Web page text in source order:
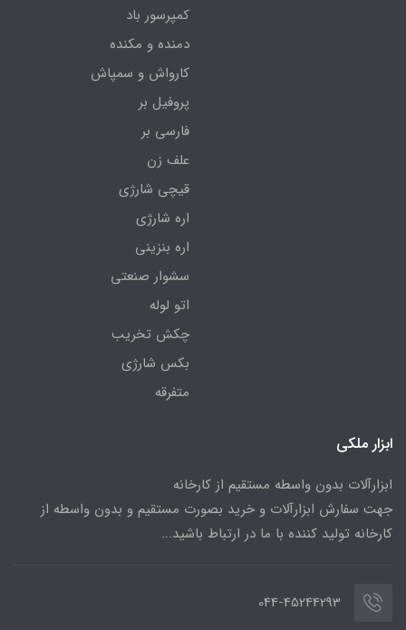
کمپرسور باد
دمنده و مکنده
کارواش و سمپاش
پروفیل بر
فارسی بر
علف زن
قیچی شارژی
اره شارژی
اره بنزینی
سشوار صنعتی
اتو لوله
چکش تخریب
بکس شارژی
متفرقه
ابزار ملکی
ابزارآلات بدون واسطه مستقیم از کارخانه
جهت سفارش ابزارآلات و خرید بصورت مستقیم و بدون واسطه از
کارخانه تولید کننده با ما در ارتباط باشید...
044-45244293